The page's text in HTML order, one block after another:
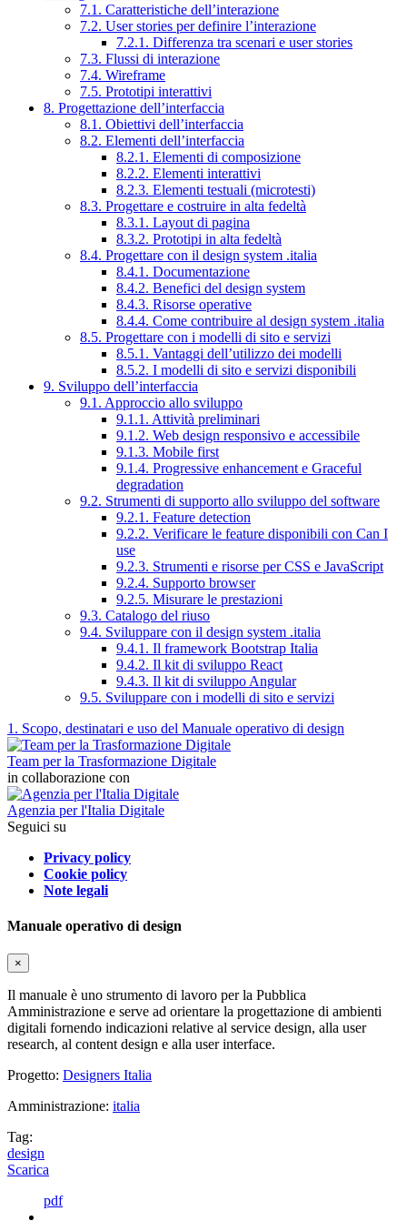
7.1. Caratteristiche dell’interazione
7.2. User stories per definire l’interazione
7.2.1. Differenza tra scenari e user stories
7.3. Flussi di interazione
7.4. Wireframe
7.5. Prototipi interattivi
8. Progettazione dell’interfaccia
8.1. Obiettivi dell’interfaccia
8.2. Elementi dell’interfaccia
8.2.1. Elementi di composizione
8.2.2. Elementi interattivi
8.2.3. Elementi testuali (microtesti)
8.3. Progettare e costruire in alta fedeltà
8.3.1. Layout di pagina
8.3.2. Prototipi in alta fedeltà
8.4. Progettare con il design system .italia
8.4.1. Documentazione
8.4.2. Benefici del design system
8.4.3. Risorse operative
8.4.4. Come contribuire al design system .italia
8.5. Progettare con i modelli di sito e servizi
8.5.1. Vantaggi dell’utilizzo dei modelli
8.5.2. I modelli di sito e servizi disponibili
9. Sviluppo dell’interfaccia
9.1. Approccio allo sviluppo
9.1.1. Attività preliminari
9.1.2. Web design responsivo e accessibile
9.1.3. Mobile first
9.1.4. Progressive enhancement e Graceful
degradation
9.2. Strumenti di supporto allo sviluppo del software
9.2.1. Feature detection
9.2.2. Verificare le feature disponibili con Can I
use
9.2.3. Strumenti e risorse per CSS e JavaScript
9.2.4. Supporto browser
9.2.5. Misurare le prestazioni
9.3. Catalogo del riuso
9.4. Sviluppare con il design system .italia
9.4.1. Il framework Bootstrap Italia
9.4.2. Il kit di sviluppo React
9.4.3. Il kit di sviluppo Angular
9.5. Sviluppare con i modelli di sito e servizi
1. Scopo, destinatari e uso del Manuale operativo di design
Team per la Trasformazione Digitale
in collaborazione con
Agenzia per l'Italia Digitale
Seguici su
Privacy policy
Cookie policy
Note legali
Manuale operativo di design
×
Il manuale è uno strumento di lavoro per la Pubblica
Amministrazione e serve ad orientare la progettazione di ambienti
digitali fornendo indicazioni relative al service design, alla user
research, al content design e alla user interface.
Progetto: Designers Italia
Amministrazione: italia
Tag:
design
Scarica
pdf